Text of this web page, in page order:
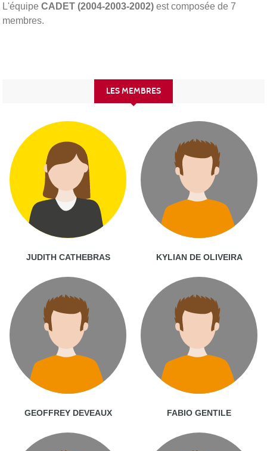
L'équipe CADET (2004-2003-2002) est composée de 7
membres.
LES MEMBRES
JUDITH CATHEBRAS KYLIAN DE OLIVEIRA
GEOFFREY DEVEAUX FABIO GENTILE